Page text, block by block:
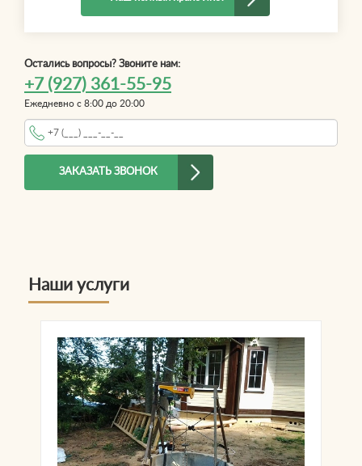
Остались вопросы? Звоните нам:
+7 (927) 361-55-95
Ежедневно с 8:00 до 20:00
Телефон*
ЗАКАЗАТЬ ЗВОНОК
Наши услуги